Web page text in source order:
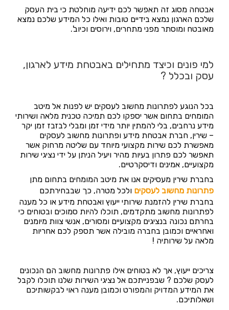
אבטחה מסוג זה תאפשר לכם ידיעה מוחלטת כי בית העסק
שלכם הארגון נמצא בידיים טובות ואילו כל המידע שלכם נמצא
מאובטח ומוסתר מפני מתחרים, וירוסים וכיוב'.
למי פונים וכיצד מתחילים באבטחת מידע לארגון,
עסק ובכלל ?
בכל הנוגע לפתרונות מחשוב לעסקים יש לפנות אל מיטב
המומחים בתחום אשר יספקו לכם תמיכה טכנית מלאה ושירותי
מידע נרחבים, בלי להמתין יותר מידי זמן ומבלי לבזבז זמן יקר
– שירין, חברת אבטחת מידע ופתרונות מחשוב לעסקים
מאפשרת לכם שירות מקצועי מיוחד עם שליטה מרחוק אשר
תאפשר לכם פתרון בעיות מהיר ויעיל הניתן על ידי נציגי שירות
מקצועיים, אמינים ודיסקרטיים.
בחברת שירין מעסיקים אנו את מיטב המומחים בתחום מתן
פתרונות מחשוב לעסקים ולכל מטרה, כך שבבחירתכם
בחברת שירין להזמנת שירותי ייעוץ ואבטחת מידע או כל מענה
לפתרונות מחשוב מתקדמים, תוכלו להיות סמוכים ובטוחים כי
בחרתם נכונה בנציגים מקצועיים ומסורים, אנשי צוות מיומנים
ואחראיים וכמובן בחברה מובילה אשר תספק לכם אחריות
מלאה על שירותיה !
צריכים ייעוץ, אך לא בטוחים אילו פתרונות מחשוב הם הנכונים
לעסק שלכם ? שבפנייתכם אל נציגי השירות שלנו תוכלו לקבל
את המידע המדויק והמפורט וכמובן מענה ראוי לבקשותיכם
ושאלותיכם.